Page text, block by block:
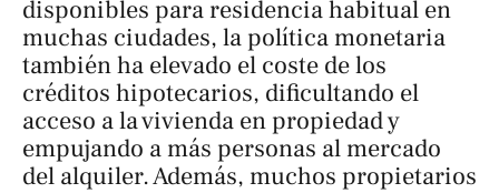
disponibles para residencia habitual en
muchas ciudades, la política monetaria
también ha elevado el coste de los
créditos hipotecarios, dificultando el
acceso a la vivienda en propiedad y
empujando a más personas al mercado
del alquiler. Además, muchos propietarios